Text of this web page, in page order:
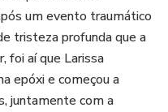
um evento traumático
tristeza profunda que a
foi aí que Larissa
epóxi e começou a
juntamente com a